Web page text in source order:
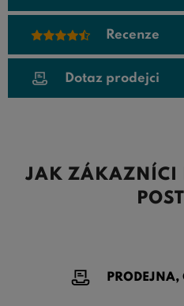
Recenze
Dotaz prodejci
JAK ZÁKAZNÍCI
PRODEJNA,